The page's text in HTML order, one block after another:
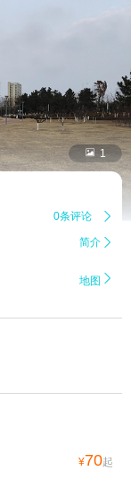
 1
0条评论 
简介 
地图 
¥70起